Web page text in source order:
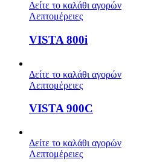
Δείτε το καλάθι αγορών
Λεπτομέρειες
VISTA 800i
Δείτε το καλάθι αγορών
Λεπτομέρειες
VISTA 900C
Δείτε το καλάθι αγορών
Λεπτομέρειες